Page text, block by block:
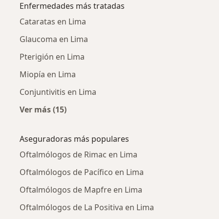
Enfermedades más tratadas
Cataratas en Lima
Glaucoma en Lima
Pterigión en Lima
Miopía en Lima
Conjuntivitis en Lima
Ver más (15)
Aseguradoras más populares
Oftalmólogos de Rimac en Lima
Oftalmólogos de Pacífico en Lima
Oftalmólogos de Mapfre en Lima
Oftalmólogos de La Positiva en Lima